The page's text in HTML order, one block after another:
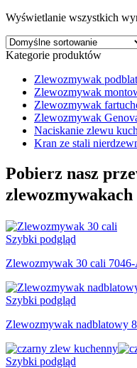
Wyświetlanie wszystkich
Kategorie produktów
Zlewozmywak
Zlewozmywak
Zlewozmywak
Zlewozmywak
Naciskanie zlewu
Kran ze stali
Pobierz nasz
zlewozmywakach
Szybki podgląd
Zlewozmywak 30 cali 7046-
Szybki podgląd
Zlewozmywak nadblatowy
Szybki podgląd